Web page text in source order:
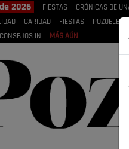
2026 FIESTAS CRÓNICAS DE
CARIDAD FIESTAS POZUELEROS
CONSEJOS IN MÁS AÚN